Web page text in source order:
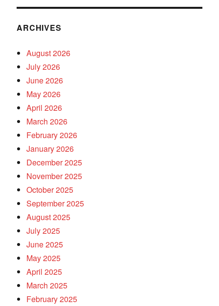
ARCHIVES
August 2026
July 2026
June 2026
May 2026
April 2026
March 2026
February 2026
January 2026
December 2025
November 2025
October 2025
September 2025
August 2025
July 2025
June 2025
May 2025
April 2025
March 2025
February 2025